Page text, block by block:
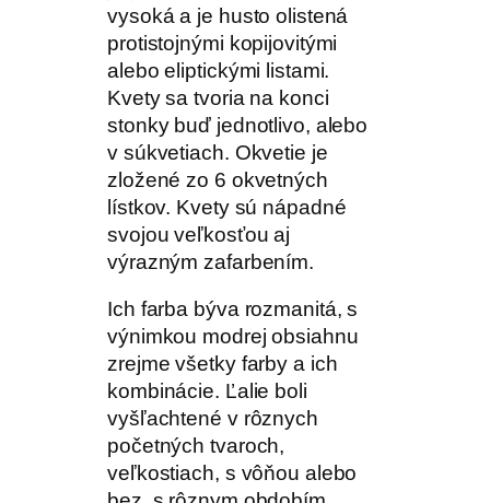
vysoká a je husto olistená
protistojnými kopijovitými
alebo eliptickými listami.
Kvety sa tvoria na konci
stonky buď jednotlivo, alebo
v súkvetiach. Okvetie je
zložené zo 6 okvetných
lístkov. Kvety sú nápadné
svojou veľkosťou aj
výrazným zafarbením.
Ich farba býva rozmanitá, s
výnimkou modrej obsiahnu
zrejme všetky farby a ich
kombinácie. Ľalie boli
vyšľachtené v rôznych
početných tvaroch,
veľkostiach, s vôňou alebo